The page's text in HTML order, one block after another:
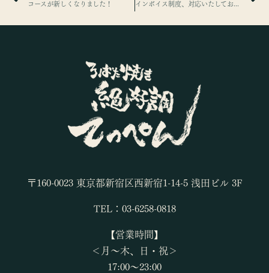
コースが新しくなりました！
〒160-0023 東京都新宿区西新宿1-14-5 浅田ビル 3F
TEL：03-6258-0818
【営業時間】
＜月～木、日・祝＞
17:00～23:00